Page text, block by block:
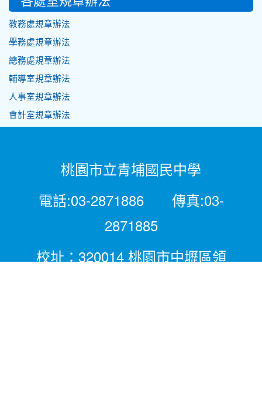
教務處規章辦法
學務處規章辦法
總務處規章辦法
輔導室規章辦法
人事室規章辦法
會計室規章辦法
桃園市立青埔國民中學
電話:03-2871886 傳真:03-
2871885
校址：320014 桃園市中壢區領